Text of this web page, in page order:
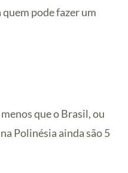
pode fazer um
que o Brasil, ou
Polinésia ainda são 5